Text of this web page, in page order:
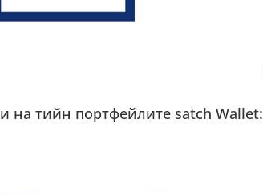
на тийн портфейлите satch Wallet: